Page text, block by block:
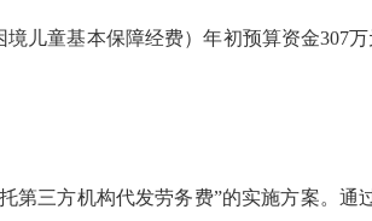
儿童基本保障经费）年初预算资金307
三方机构代发劳务费”的实施方案。通